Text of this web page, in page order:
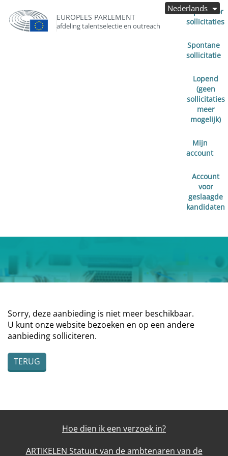
EUROPEES PARLEMENT
afdeling talentselectie en outreach
Open voor
sollicitaties
Spontane
sollicitatie
Lopend
(geen
sollicitaties
meer
mogelijk)
Mijn
account
Account
voor
geslaagde
kandidaten
Nederlands
Sorry, deze aanbieding is niet meer beschikbaar.
U kunt onze website bezoeken en op een andere
aanbieding solliciteren.
TERUG
Hoe dien ik een verzoek in?
ARTIKELEN Statuut van de ambtenaren van de